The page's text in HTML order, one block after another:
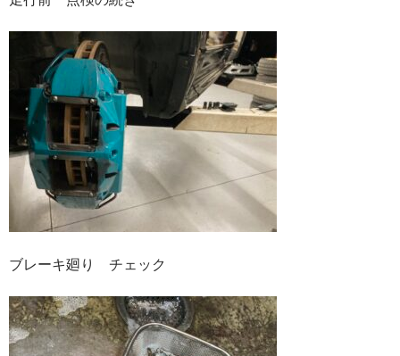
ブレーキ廻り チェック